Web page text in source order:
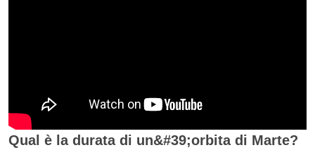
Qual è la durata di un&#39;orbita di Marte?